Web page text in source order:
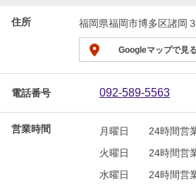
住所 福岡県福岡市博多区諸岡
Googleマップで見る
電話番号 092-589-5563
営業時間 月曜日
24時間営
火曜日
24時間営
水曜日
24時間営